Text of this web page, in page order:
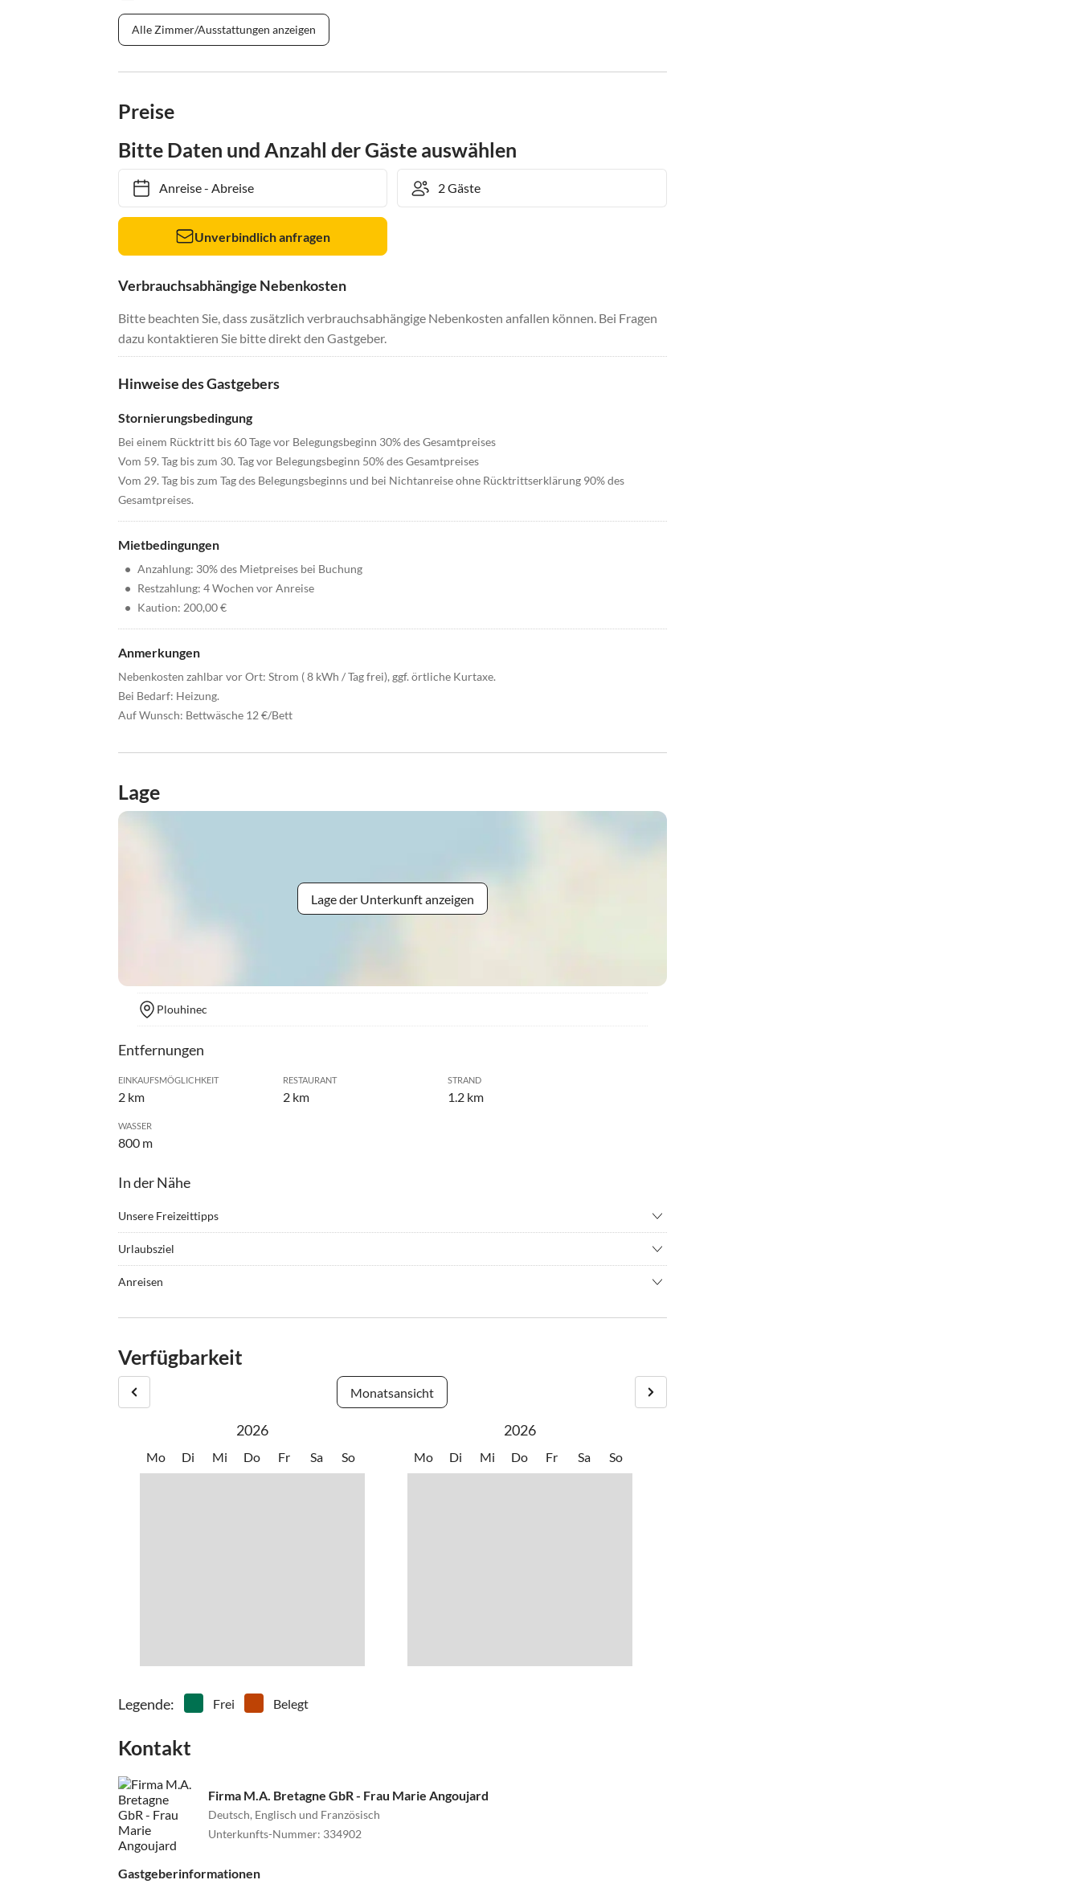
Alle Zimmer/Ausstattungen anzeigen
Preise
Bitte Daten und Anzahl der Gäste auswählen
Anreise- Abreise
Unverbindlich anfragen
Verbrauchsabhängige Nebenkosten
Bitte beachten Sie, dass zusätzlich verbrauchsabhängige Nebenkosten anfallen können. Bei Fragen
dazu kontaktieren Sie bitte direkt den Gastgeber.
Hinweise des Gastgebers
Stornierungsbedingung
Bei einem Rücktritt bis 60 Tage vor Belegungsbeginn 30% des Gesamtpreises
Vom 59. Tag bis zum 30. Tag vor Belegungsbeginn 50% des Gesamtpreises
Vom 29. Tag bis zum Tag des Belegungsbeginns und bei Nichtanreise ohne Rücktrittserklärung 90% des
Gesamtpreises.
Mietbedingungen
• Anzahlung: 30% des Mietpreises bei Buchung
• Restzahlung: 4 Wochen vor Anreise
• Kaution: 200,00 €
Anmerkungen
Nebenkosten zahlbar vor Ort: Strom ( 8 kWh / Tag frei), ggf. örtliche Kurtaxe.
Bei Bedarf: Heizung.
Auf Wunsch: Bettwäsche 12 €/Bett
Lage
Lage der Unterkunft anzeigen
Plouhinec
Entfernungen
EINKAUFSMÖGLICHKEIT
2 km
RESTAURANT
2 km
STRAND
1.2 km
WASSER
800 m
In der Nähe
Unsere Freizeittipps
Urlaubsziel
Anreisen
Die Mindestmietdauer beträgt eine Woche, in der Hauptsaison zwei Wochen.
Verfügbarkeit
Monatsansicht
2026
Mo Di Mi Do Fr Sa So
2026
Mo Di Mi Do Fr Sa So
Legende: Frei Belegt
Kontakt
Firma M.A. Bretagne GbR - Frau Marie Angoujard
Deutsch, Englisch und Französisch
Unterkunfts-Nummer: 334902
Gastgeberinformationen